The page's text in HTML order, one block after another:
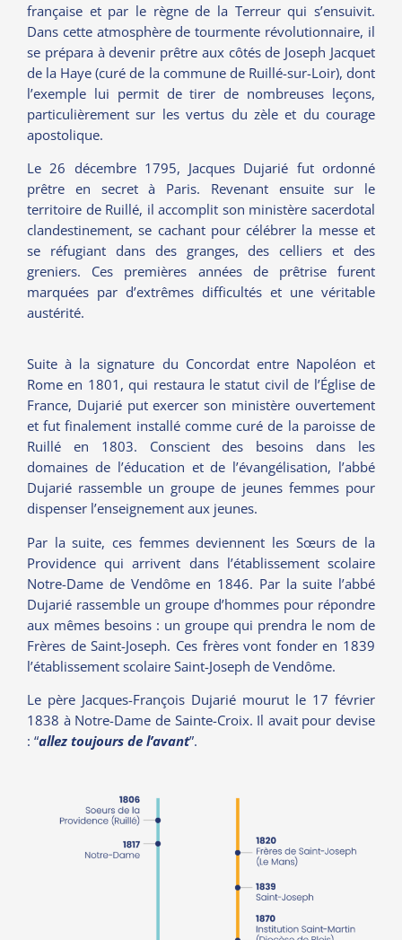
française et par le règne de la Terreur qui s’ensuivit.
Dans cette atmosphère de tourmente révolutionnaire, il
se prépara à devenir prêtre aux côtés de Joseph Jacquet
de la Haye (curé de la commune de Ruillé-sur-Loir), dont
l’exemple lui permit de tirer de nombreuses leçons,
particulièrement sur les vertus du zèle et du courage
apostolique.
Le 26 décembre 1795, Jacques Dujarié fut ordonné
prêtre en secret à Paris. Revenant ensuite sur le
territoire de Ruillé, il accomplit son ministère sacerdotal
clandestinement, se cachant pour célébrer la messe et
se réfugiant dans des granges, des celliers et des
greniers. Ces premières années de prêtrise furent
marquées par d’extrêmes difficultés et une véritable
austérité.
Suite à la signature du Concordat entre Napoléon et
Rome en 1801, qui restaura le statut civil de l’Église de
France, Dujarié put exercer son ministère ouvertement
et fut finalement installé comme curé de la paroisse de
Ruillé en 1803. Conscient des besoins dans les
domaines de l’éducation et de l’évangélisation, l’abbé
Dujarié rassemble un groupe de jeunes femmes pour
dispenser l’enseignement aux jeunes.
Par la suite, ces femmes deviennent les Sœurs de la
Providence qui arrivent dans l’établissement scolaire
Notre-Dame de Vendôme en 1846. Par la suite l’abbé
Dujarié rassemble un groupe d’hommes pour répondre
aux mêmes besoins : un groupe qui prendra le nom de
Frères de Saint-Joseph. Ces frères vont fonder en 1839
l’établissement scolaire Saint-Joseph de Vendôme.
Le père Jacques-François Dujarié mourut le 17 février
1838 à Notre-Dame de Sainte-Croix. Il avait pour devise
: “allez toujours de l’avant”.